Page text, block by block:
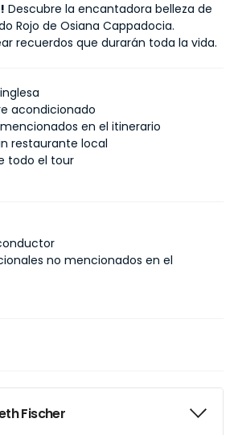
Descubre la encantadora belleza de
Rojo de Osiana Cappadocia.
recuerdos que durarán toda la vida.
acondicionado
en el itinerario
restaurante local
todo el tour
no mencionados en el
Fischer